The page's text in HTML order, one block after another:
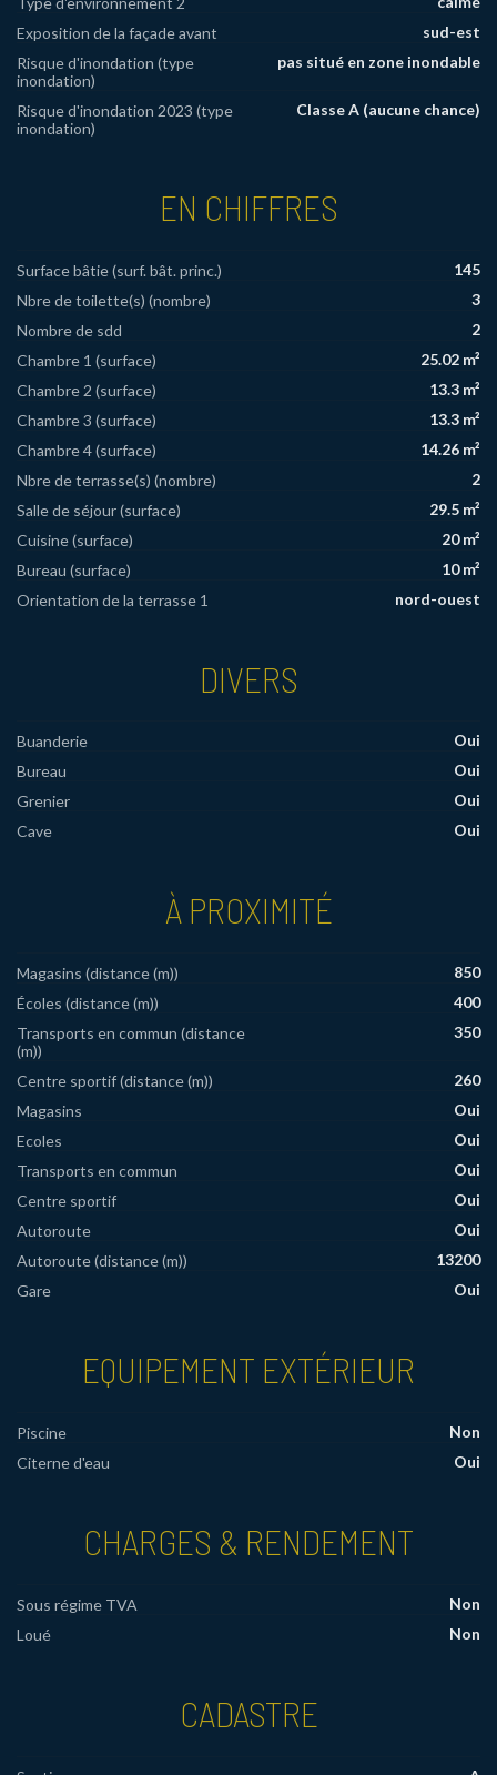
Exposition de la façade avant
sud-est
Risque d'inondation (type
inondation)
pas situé en zone inondable
Risque d'inondation 2023 (type
inondation)
Classe A (aucune chance)
EN CHIFFRES
Surface bâtie (surf. bât. princ.)
145
Nbre de toilette(s) (nombre)
3
Nombre de sdd
2
Chambre 1 (surface)
25.02 m²
Chambre 2 (surface)
13.3 m²
Chambre 3 (surface)
13.3 m²
Chambre 4 (surface)
14.26 m²
Nbre de terrasse(s) (nombre)
2
Salle de séjour (surface)
29.5 m²
Cuisine (surface)
20 m²
Bureau (surface)
10 m²
Orientation de la terrasse 1
nord-ouest
DIVERS
Buanderie
Oui
Bureau
Oui
Grenier
Oui
Cave
Oui
À PROXIMITÉ
Magasins (distance (m))
850
Écoles (distance (m))
400
Transports en commun (distance
(m))
350
Centre sportif (distance (m))
260
Magasins
Oui
Ecoles
Oui
Transports en commun
Oui
Centre sportif
Oui
Autoroute
Oui
Autoroute (distance (m))
13200
Gare
Oui
EQUIPEMENT EXTÉRIEUR
Piscine
Non
Citerne d'eau
Oui
CHARGES & RENDEMENT
Sous régime TVA
Non
Loué
Non
CADASTRE